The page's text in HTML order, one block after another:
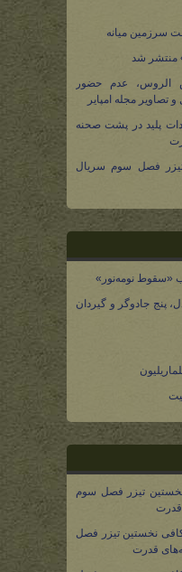
سرزمین میانه
منتشر شد
الروس، عدم حضور
مجله امپایر
پلید در پشت صحنه
فصل سوم سریال
پنج جادوگر و گیردان
تیزر فصل سوم
قدرت
نخستین تیزر فصل
قدرت